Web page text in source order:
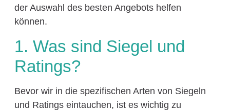
der Auswahl des besten Angebots helfen
können.
1. Was sind Siegel und
Ratings?
Bevor wir in die spezifischen Arten von Siegeln
und Ratings eintauchen, ist es wichtig zu